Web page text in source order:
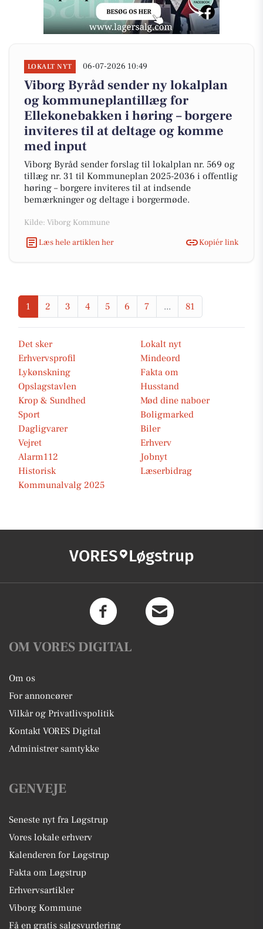
LOKALT NYT 06-07-2026 10:49
Viborg Byråd sender ny lokalplan
og kommuneplantillæg for
Ellekonebakken i høring – borgere
inviteres til at deltage og komme
med input
Viborg Byråd sender forslag til lokalplan nr. 569 og
tillæg nr. 31 til Kommuneplan 2025-2036 i offentlig
høring – borgere inviteres til at indsende
bemærkninger og deltage i borgermøde.
Kilde: Viborg Kommune
Læs hele artiklen her
Kopiér link
1 2 3 4 5 6 7 ... 81
Det sker
Lokalt nyt
Erhvervsprofil
Mindeord
Lykønskning
Fakta om
Opslagstavlen
Husstand
Krop & Sundhed
Mød dine naboer
Sport
Boligmarked
Dagligvarer
Biler
Vejret
Erhverv
Alarm112
Jobnyt
Historisk
Læserbidrag
Kommunalvalg 2025
VORES Løgstrup
OM VORES DIGITAL
Om os
For annoncører
Vilkår og Privatlivspolitik
Kontakt VORES Digital
Administrer samtykke
GENVEJE
Seneste nyt fra Løgstrup
Vores lokale erhverv
Kalenderen for Løgstrup
Fakta om Løgstrup
Erhvervsartikler
Viborg Kommune
Få en gratis salgsvurdering